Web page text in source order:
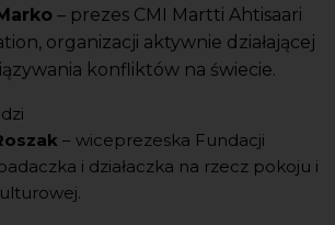
– prezes CMI Martti Ahtisaari
organizacji aktywnie działającej
konfliktów na świecie.
– wiceprezeska Fundacji
i działaczka na rzecz pokoju i